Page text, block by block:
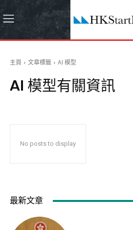
主頁 文章標籤 AI 模型
AI 模型有關資訊
No posts to display
最新文章